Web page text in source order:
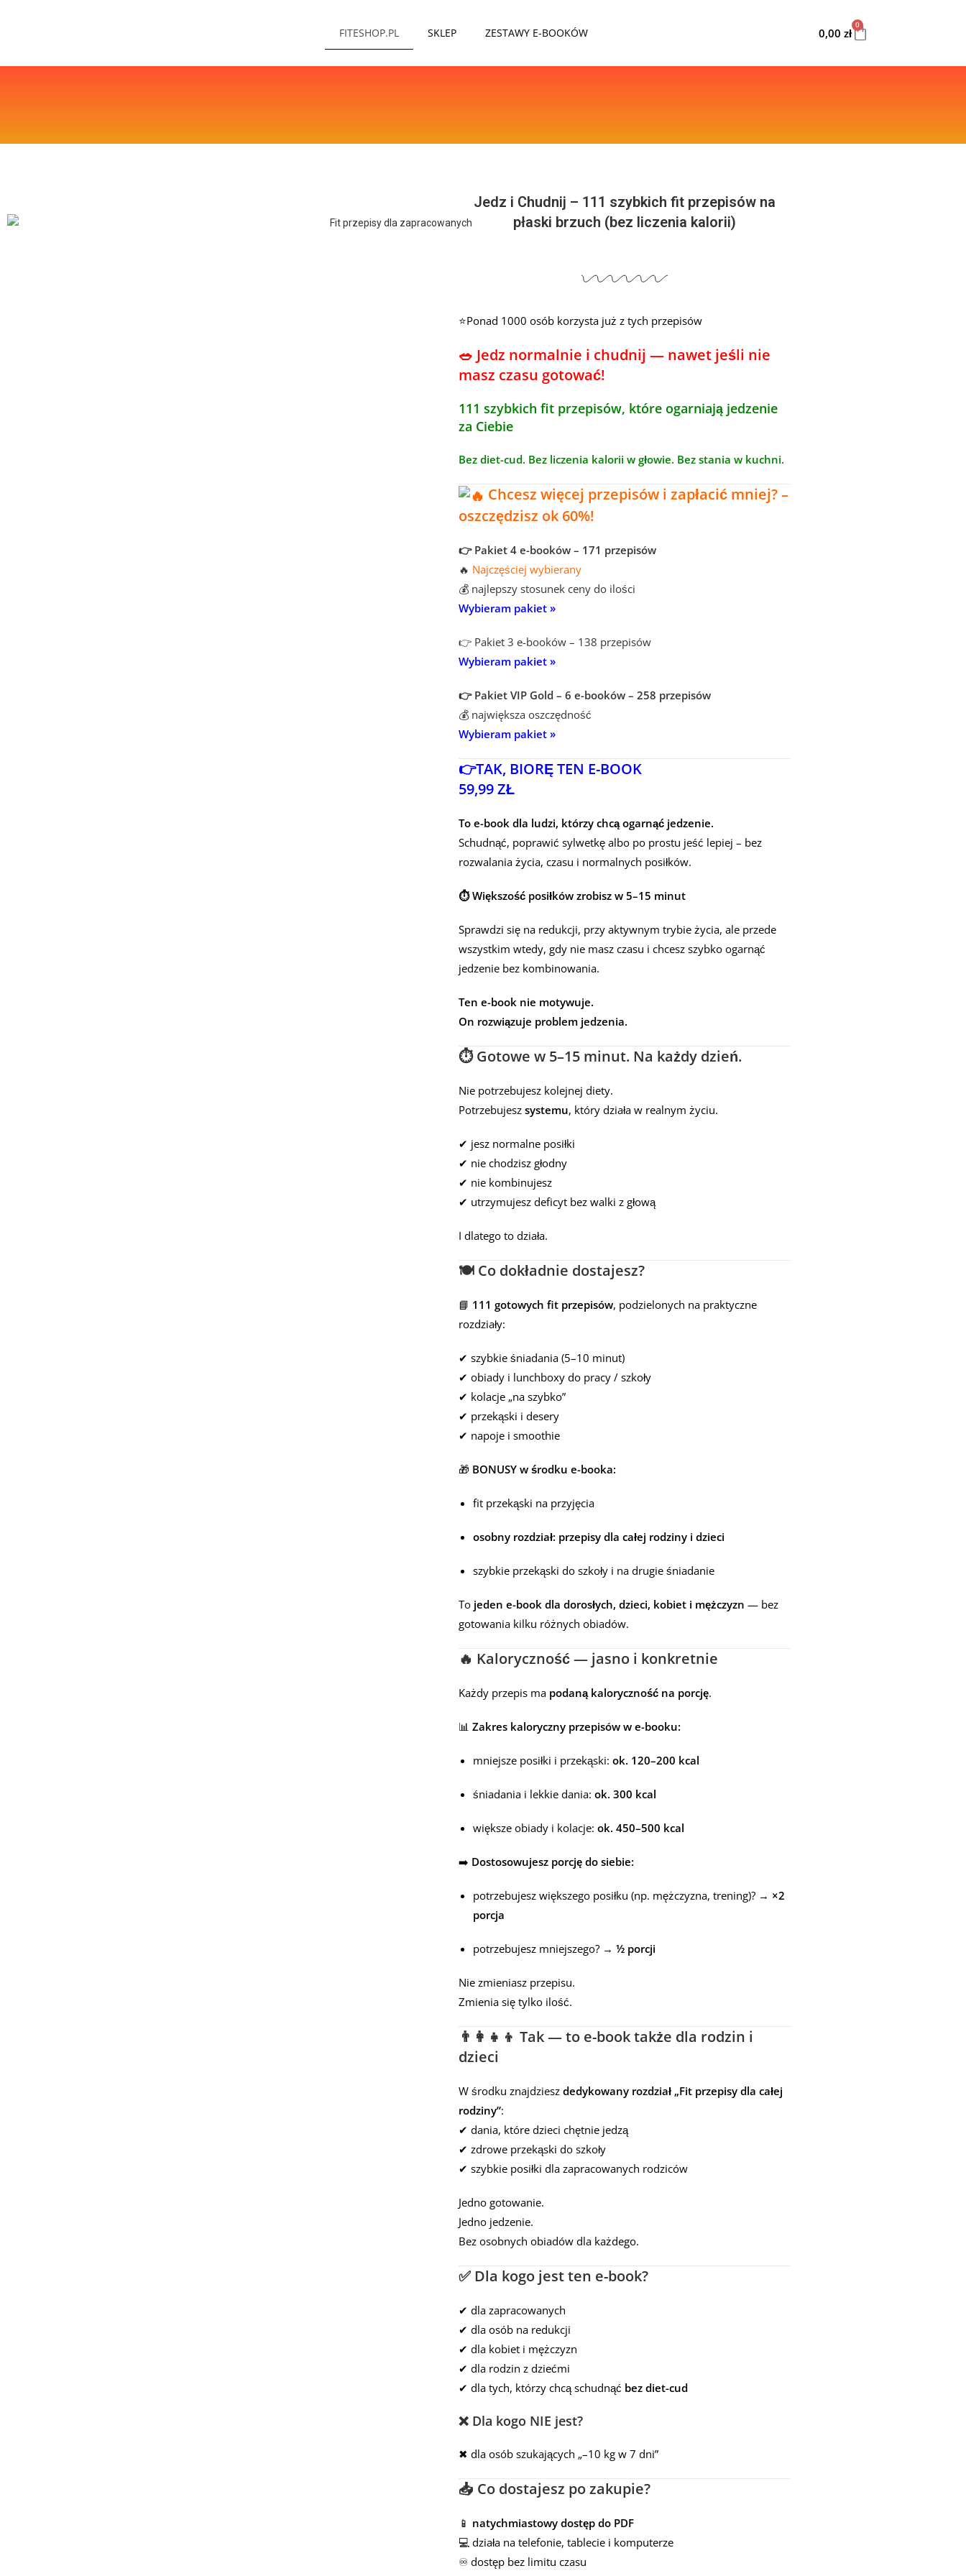
FITESHOP.PL SKLEP ZESTAWY E-BOOKÓW 0,00 zł
0
Jedz i Chudnij – 111 szybkich fit przepisów na
płaski brzuch (bez liczenia kalorii)
⭐Ponad 1000 osób korzysta już z tych przepisów
🥗 Jedz normalnie i chudnij — nawet jeśli nie
masz czasu gotować!
111 szybkich fit przepisów, które ogarniają jedzenie
za Ciebie
Bez diet-cud. Bez liczenia kalorii w głowie. Bez stania w kuchni.
Chcesz więcej przepisów i zapłacić mniej? –
oszczędzisz ok 60%!
👉 Pakiet 4 e-booków – 171 przepisów
🔥 Najczęściej wybierany
💰 najlepszy stosunek ceny do ilości
Wybieram pakiet »
👉 Pakiet 3 e-booków – 138 przepisów
Wybieram pakiet »
👉 Pakiet VIP Gold – 6 e-booków – 258 przepisów
💰 największa oszczędność
Wybieram pakiet »
👉TAK, BIORĘ TEN E-BOOK
59,99 ZŁ
To e-book dla ludzi, którzy chcą ogarnąć jedzenie.
Schudnąć, poprawić sylwetkę albo po prostu jeść lepiej – bez
rozwalania życia, czasu i normalnych posiłków.
⏱️ Większość posiłków zrobisz w 5–15 minut
Sprawdzi się na redukcji, przy aktywnym trybie życia, ale przede
wszystkim wtedy, gdy nie masz czasu i chcesz szybko ogarnąć
jedzenie bez kombinowania.
Ten e-book nie motywuje.
On rozwiązuje problem jedzenia.
⏱️ Gotowe w 5–15 minut. Na każdy dzień.
Nie potrzebujesz kolejnej diety.
Potrzebujesz systemu, który działa w realnym życiu.
✔ jesz normalne posiłki
✔ nie chodzisz głodny
✔ nie kombinujesz
✔ utrzymujesz deficyt bez walki z głową
I dlatego to działa.
🍽️ Co dokładnie dostajesz?
📘 111 gotowych fit przepisów, podzielonych na praktyczne
rozdziały:
✔ szybkie śniadania (5–10 minut)
✔ obiady i lunchboxy do pracy / szkoły
✔ kolacje „na szybko”
✔ przekąski i desery
✔ napoje i smoothie
🎁 BONUSY w środku e-booka:
fit przekąski na przyjęcia
osobny rozdział: przepisy dla całej rodziny i dzieci
szybkie przekąski do szkoły i na drugie śniadanie
To jeden e-book dla dorosłych, dzieci, kobiet i mężczyzn — bez
gotowania kilku różnych obiadów.
🔥 Kaloryczność — jasno i konkretnie
Każdy przepis ma podaną kaloryczność na porcję.
📊 Zakres kaloryczny przepisów w e-booku:
mniejsze posiłki i przekąski: ok. 120–200 kcal
śniadania i lekkie dania: ok. 300 kcal
większe obiady i kolacje: ok. 450–500 kcal
➡️ Dostosowujesz porcję do siebie:
potrzebujesz większego posiłku (np. mężczyzna, trening)? → ×2
porcja
potrzebujesz mniejszego? → ½ porcji
Nie zmieniasz przepisu.
Zmienia się tylko ilość.
👨‍👩‍👧‍👦 Tak — to e-book także dla rodzin i
dzieci
W środku znajdziesz dedykowany rozdział „Fit przepisy dla całej
rodziny”:
✔ dania, które dzieci chętnie jedzą
✔ zdrowe przekąski do szkoły
✔ szybkie posiłki dla zapracowanych rodziców
Jedno gotowanie.
Jedno jedzenie.
Bez osobnych obiadów dla każdego.
✅ Dla kogo jest ten e-book?
✔ dla zapracowanych
✔ dla osób na redukcji
✔ dla kobiet i mężczyzn
✔ dla rodzin z dziećmi
✔ dla tych, którzy chcą schudnąć bez diet-cud
❌ Dla kogo NIE jest?
✖ dla osób szukających „–10 kg w 7 dni”
📥 Co dostajesz po zakupie?
📱 natychmiastowy dostęp do PDF
💻 działa na telefonie, tablecie i komputerze
♾️ dostęp bez limitu czasu